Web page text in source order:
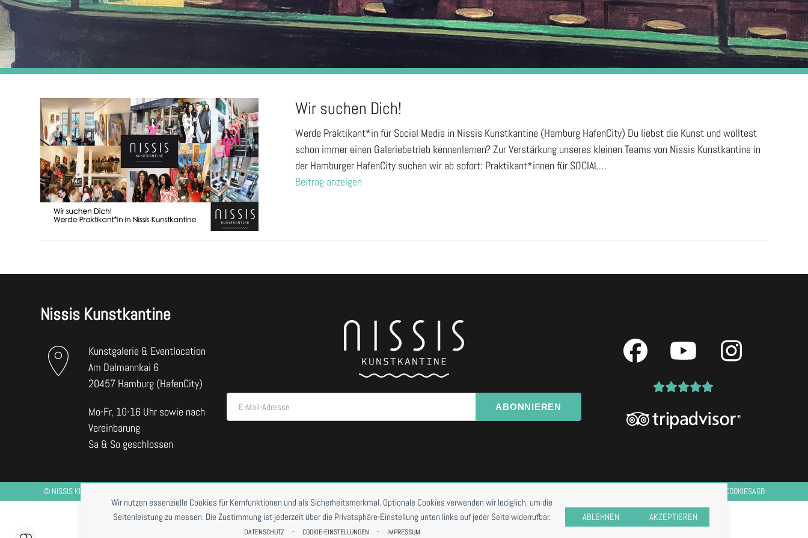
Wir nutzen essenzielle Cookies für Kernfunktionen und als Sicherheitsmerkmal. Optionale Cookies verwenden wir lediglich, um die
Seitenleistung zu messen. Die Zustimmung ist jederzeit über die Privatsphäre-Einstellung unten links auf jeder Seite widerrufbar.
DATENSCHUTZ - COOKIE-EINSTELLUNGEN - IMPRESSUM
AKZEPTIEREN
ABLEHNEN
Wir suchen Dich!
Werde Praktikant*in für Social Media in Nissis Kunstkantine (Hamburg HafenCity) Du liebst die Kunst und wolltest
schon immer einen Galeriebetrieb kennenlernen? Zur Verstärkung unseres kleinen Teams von Nissis Kunstkantine in
der Hamburger HafenCity suchen wir ab sofort: Praktikant*innen für SOCIAL…
Beitrag anzeigen
Nissis Kunstkantine
Kunstgalerie & Eventlocation
Am Dalmannkai 6
20457 Hamburg (HafenCity)
Mo-Fr, 10-16 Uhr sowie nach
Vereinbarung
Sa & So geschlossen
E-Mail-Adresse ABONNIEREN
Facebook
YouTube
© NISSIS KUNSTKANTINE COOKIESAGB